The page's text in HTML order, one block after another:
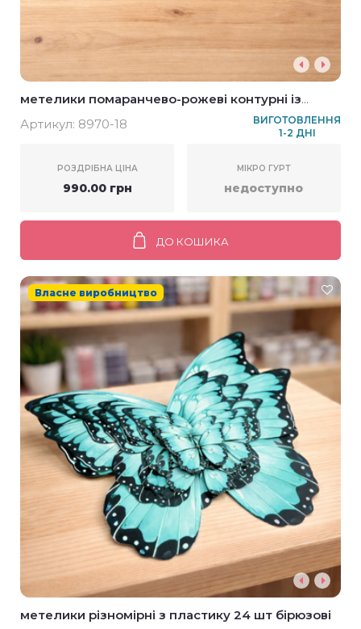
метелики помаранчево-рожеві контурні із
пластику 24 шт
Артикул: 8970-18
ВИГОТОВЛЕННЯ
1-2 ДНІ
РОЗДРІБНА ЦІНА
990.00 грн
МІКРО ГУРТ
недоступно
ДО КОШИКА
Власне виробництво
метелики різномірні з пластику 24 шт бірюзові